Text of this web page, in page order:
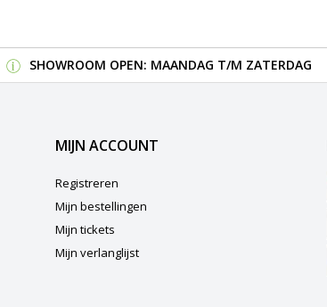
SHOWROOM OPEN: MAANDAG T/M ZATERDAG
MIJN ACCOUNT
Registreren
Mijn bestellingen
Mijn tickets
Mijn verlanglijst